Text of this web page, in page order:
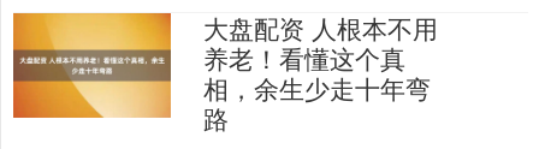
大盘配资 人根本不用
养老！看懂这个真
相，余生少走十年弯
路